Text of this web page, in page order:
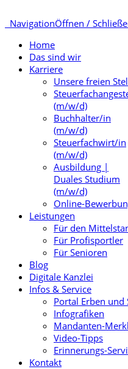
NavigationÖffnen /
Home
Das sind wir
Karriere
Unsere freien
(m/w/d)
Buchhalter/in
(m/w/d)
Steuerfachwirt/in
(m/w/d)
Ausbildung |
Duales Studium
(m/w/d)
Online-
Leistungen
Für den
Für Profisportler
Für Senioren
Blog
Digitale Kanzlei
Infos & Service
Portal Erben und
Infografiken
Mandanten-
Video-Tipps
Erinnerungs-
Kontakt